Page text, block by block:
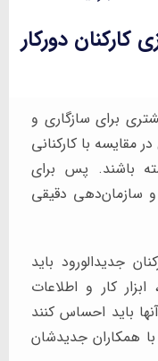
برای سازگاری و
با کارکنانی
باشند. پس برای
و سازمان‌دهی دقیقی
جدیدالورود باید
کار و اطلاعات
باید احساس کنند
همکاران جدیدشان